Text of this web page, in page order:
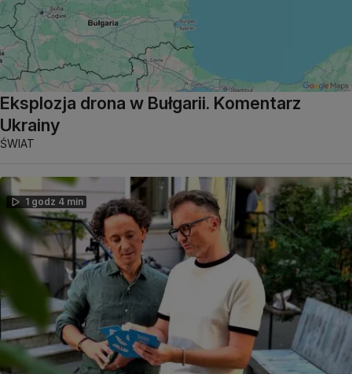
Eksplozja drona w Bułgarii. Komentarz
Ukrainy
ŚWIAT
1 godz 4 min